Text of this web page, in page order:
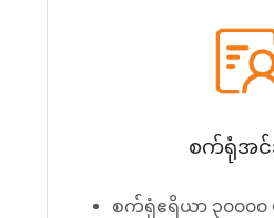
စက်ရုံအင်
စက်ရုံဧရိယာ ၃၀၀၀၀